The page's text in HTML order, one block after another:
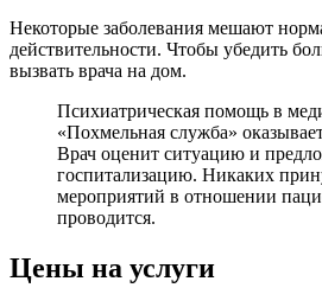
Некоторые заболевания мешают
действительности. Чтобы убедить
вызвать врача на дом.
Психиатрическая помощь в
«Похмельная служба»
Врач оценит ситуацию и
госпитализацию. Никаких
мероприятий в отношении
проводится.
Цены на услуги